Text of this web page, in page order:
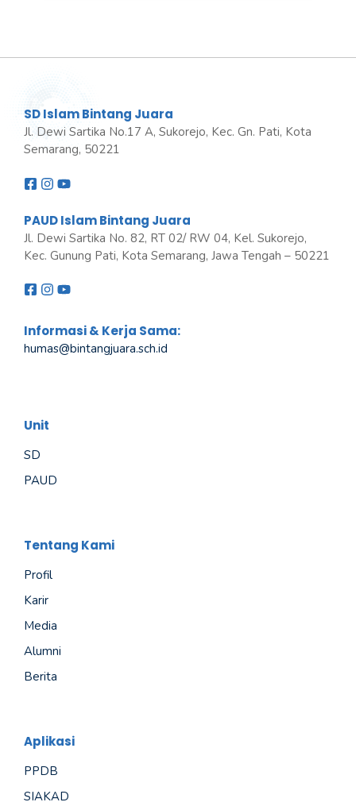
SD Islam Bintang Juara
Jl. Dewi Sartika No.17 A, Sukorejo, Kec. Gn. Pati, Kota
Semarang, 50221
PAUD Islam Bintang Juara
Jl. Dewi Sartika No. 82, RT 02/ RW 04, Kel. Sukorejo,
Kec. Gunung Pati, Kota Semarang, Jawa Tengah – 50221
Informasi & Kerja Sama:
humas@bintangjuara.sch.id
Unit
SD
PAUD
Tentang Kami
Profil
Karir
Media
Alumni
Berita
Aplikasi
PPDB
SIAKAD